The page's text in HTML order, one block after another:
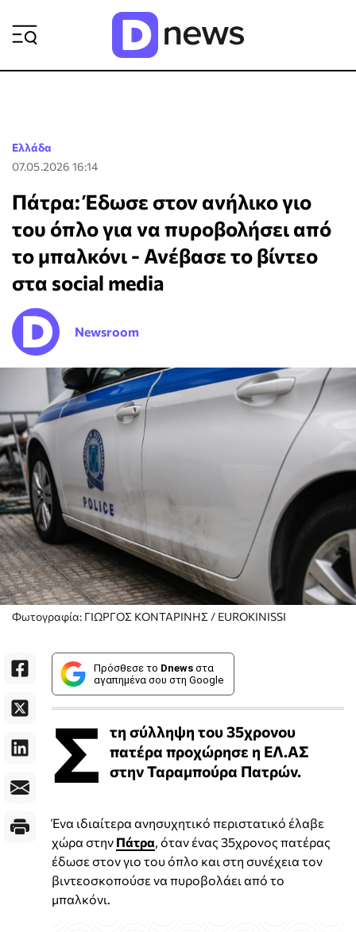
Ελλάδα
07.05.2026 16:14
Πάτρα: Έδωσε στον ανήλικο γιο
του όπλο για να πυροβολήσει από
το μπαλκόνι - Ανέβασε το βίντεο
στα social media
Newsroom
Φωτογραφία: ΓΙΩΡΓΟΣ ΚΟΝΤΑΡΙΝΗΣ / EUROKINISSI
Πρόσθεσε το Dnews στα
αγαπημένα σου στη Google
Σ τη σύλληψη του 35χρονου
πατέρα προχώρησε η ΕΛ.ΑΣ
στην Ταραμπούρα Πατρών.
Ένα ιδιαίτερα ανησυχητικό περιστατικό έλαβε
χώρα στην Πάτρα , όταν ένας 35χρονος πατέρας
έδωσε στον γιο του όπλο και στη συνέχεια τον
βιντεοσκοπούσε να πυροβολάει από το
μπαλκόνι.